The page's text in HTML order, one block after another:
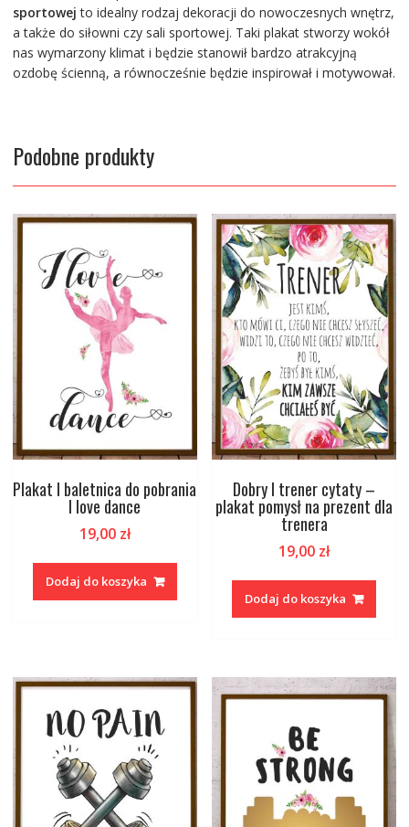
sportowej to idealny rodzaj dekoracji do nowoczesnych wnętrz,
a także do siłowni czy sali sportowej. Taki plakat stworzy wokół
nas wymarzony klimat i będzie stanowił bardzo atrakcyjną
ozdobę ścienną, a równocześnie będzie inspirował i motywował.
Podobne produkty
Plakat I baletnica do pobrania
I love dance
19,00 zł
Dodaj do koszyka
Dobry I trener cytaty –
plakat pomysł na prezent dla
trenera
19,00 zł
Dodaj do koszyka